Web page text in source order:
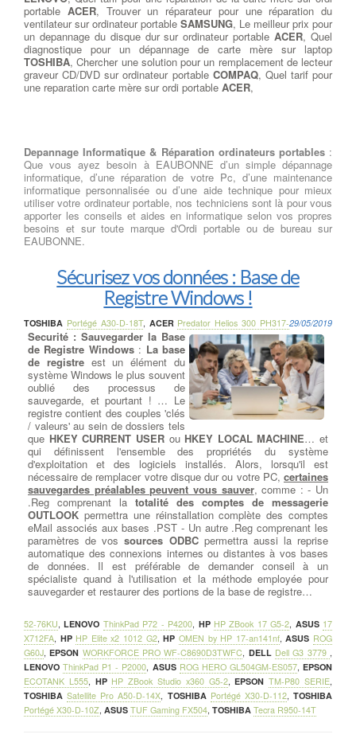
portable ACER, Trouver un réparateur pour une réparation du
ventilateur sur ordinateur portable SAMSUNG, Le meilleur prix pour
un depannage du disque dur sur ordinateur portableACER, Quel
diagnostique pour un dépannage de carte mère sur laptop
TOSHIBA, Chercher une solution pour un remplacement de lecteur
graveur CD/DVD sur ordinateur portable COMPAQ, Quel tarif pour
une reparation carte mère sur ordi portable ACER,
Depannage Informatique & Réparation ordinateurs portables:
Que vous ayez besoin à EAUBONNE d’un simple dépannage
informatique, d’une réparation de votre Pc, d’une maintenance
informatique personnalisée ou d’une aide technique pour mieux
utiliser votre ordinateur portable, nos techniciens sont là pour vous
apporter les conseils et aides en informatique selon vos propres
besoins et sur toute marque d'Ordi portable ou de bureau sur
EAUBONNE.
Sécurisez vos données : Base de
Registre Windows !
29/05/2019
Securité : Sauvegarder la Base
de Registre Windows: La base
de registreest un élément du
système Windows le plus souvent
oublié des processus de
sauvegarde, et pourtant ! … Le
registre contient des couples 'clés
/ valeurs' au sein de dossiers tels
que HKEY CURRENT USERou HKEY LOCAL MACHINE… et
qui définissent l'ensemble des propriétés du système
d'exploitation et des logiciels installés. Alors, lorsqu'il est
nécessaire de remplacer votre disque dur ou votre PC, certaines
sauvegardes préalables peuvent vous sauver, comme : - Un
.Reg comprenant la totalité des comptes de messagerie
OUTLOOK permettra une réinstallation complète des comptes
eMail associés aux bases .PST - Un autre .Reg comprenant les
paramètres de vossources ODBCpermettra aussi la reprise
automatique des connexions internes ou distantes à vos bases
de données. Il est préférable de demander conseil à un
spécialiste quand à l'utilisation et la méthode employée pour
sauvegarder et restaurer des portions de la base de registre…
TOSHIBA Portégé A30-D-18T, ACER Predator Helios 300 PH317-
52-76KU,LENOVO ThinkPad P72 - P4200, HP HP ZBook 17 G5-2, ASUS 17
X712FA, HP HP Elite x2 1012 G2,HP OMEN by HP 17-an141nf,ASUS ROG
G60J,EPSON WORKFORCE PRO WF-C8690D3TWFC, DELL Dell G3 3779 ,
LENOVO ThinkPad P1 - P2000, ASUS ROG HERO GL504GM-ES057,EPSON
ECOTANK L555, HP HP ZBook Studio x360 G5-2,EPSON TM-P80 SERIE,
TOSHIBA Satellite Pro A50-D-14X, TOSHIBA Portégé X30-D-112,TOSHIBA
Portégé X30-D-10Z, ASUS TUF Gaming FX504, TOSHIBA Tecra R950-14T